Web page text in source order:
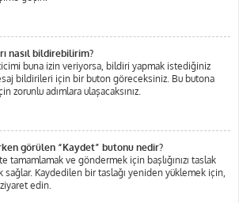
nasıl bildirebilirim?
buna izin veriyorsa, bildiri yapmak istediğiniz
bildirileri için bir buton göreceksiniz. Bu butona
zorunlu adımlara ulaşacaksınız.
görülen “Kaydet” butonu nedir?
tamamlamak ve göndermek için başlığınızı taslak
sağlar. Kaydedilen bir taslağı yeniden yüklemek için,
edin.